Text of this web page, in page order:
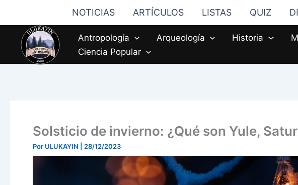
contenido
NOTICIAS ARTÍCULOS LISTAS QUIZ
Antropología Arqueología Historia
Ciencia Popular
Solsticio de invierno: ¿Qué son Yule,
Por ULUKAYIN 28/12/2023